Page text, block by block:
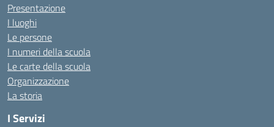
Presentazione
I luoghi
Le persone
I numeri della scuola
Le carte della scuola
Organizzazione
La storia
I Servizi